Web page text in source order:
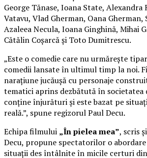
George Tănase, Ioana State, Alexandra
Vatavu, Vlad Gherman, Oana Gherman,
Azaleea Necula, Ioana Ginghină, Mihai
Cătălin Coșarcă și Toto Dumitrescu.
„Este o comedie care nu urmărește
comedii lansate în ultimul timp la noi.
narațiune jucăușă cu personaje
tematici aprins dezbătută în societatea
conține înjurături și este bazat pe
reală.”, spune regizorul Paul Decu.
Echipa filmului „În pielea mea”, scris
Decu, propune spectatorilor o
situații des întâlnite în micile certuri